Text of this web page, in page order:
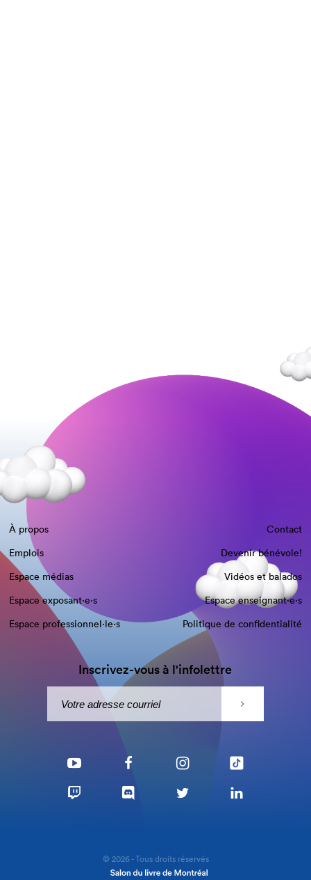
À propos
Contact
Emplois
Devenir bénévole!
Espace médias
Vidéos et balados
Espace exposant·e⋅s
Espace enseignant·e⋅s
Espace professionnel·le⋅s
Politique de confidentialité
Inscrivez-vous à l'infolettre
© 2026 - Tous droits réservés